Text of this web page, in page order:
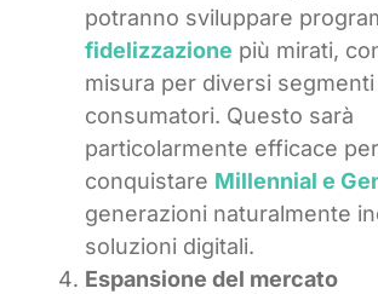
potranno sviluppare
fidelizzazione più mirati,
misura per diversi
consumatori. Questo sarà
particolarmente efficace per
conquistare Millennial e
generazioni naturalmente
soluzioni digitali.
Espansione del mercato